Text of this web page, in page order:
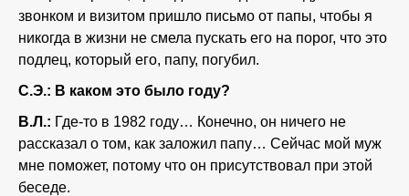
звонком и визитом пришло письмо от папы, чтобы я
никогда в жизни не смела пускать его на порог, что это
подлец, который его, папу, погубил.
С.Э.: В каком это было году?
В.Л.: Где-то в 1982 году… Конечно, он ничего не
рассказал о том, как заложил папу… Сейчас мой муж
мне поможет, потому что он присутствовал при этой
беседе.